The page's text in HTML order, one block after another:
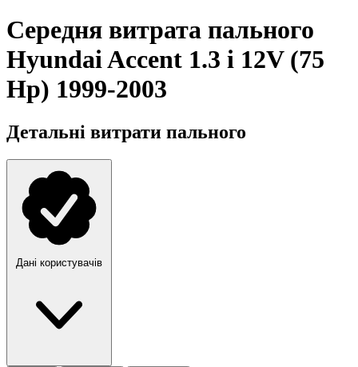
Середня витрата пального
Hyundai Accent 1.3 i 12V (75
Hp) 1999-2003
Детальні витрати пального
Дані користувачів